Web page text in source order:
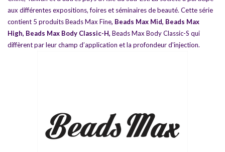
aux différentes expositions, foires et séminaires de beauté. Cette série
contient 5 produitsBeads Max Fine, Beads Max Mid, Beads Max
High, Beads Max Body Classic-H, Beads Max Body Classic-S qui
diffèrent par leur champ d’application et la profondeur d'injection.